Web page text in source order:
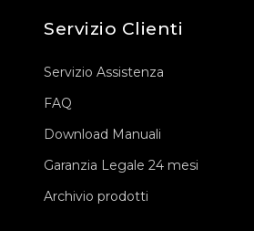
Servizio Clienti
Servizio Assistenza
FAQ
Download Manuali
Garanzia Legale 24 mesi
Archivio prodotti